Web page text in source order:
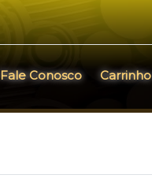
Fale Conosco Carrinho